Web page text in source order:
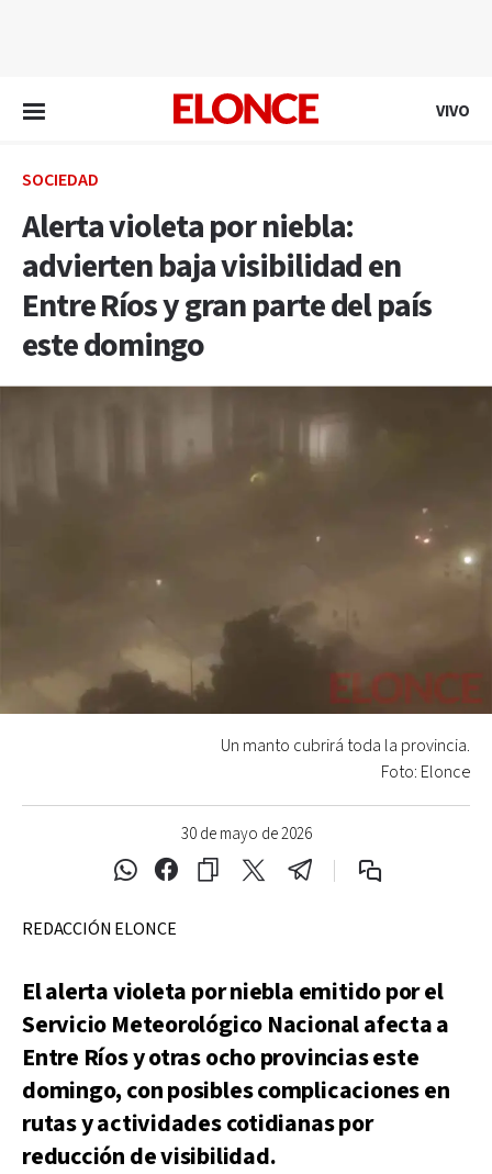
VIVO
SOCIEDAD
Alerta violeta por niebla:
advierten baja visibilidad en
Entre Ríos y gran parte del país
este domingo
30 de mayo de 2026
Un manto cubrirá toda la provincia.
Foto: Elonce
REDACCIÓN ELONCE
El alerta violeta por niebla emitido por el
Servicio Meteorológico Nacional afecta a
Entre Ríos y otras ocho provincias este
domingo, con posibles complicaciones en
rutas y actividades cotidianas por
reducción de visibilidad.